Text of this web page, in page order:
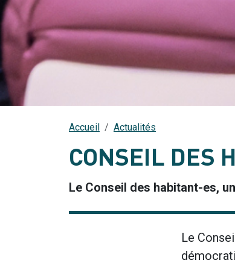
Accueil Actualités
CONSEIL DES
Le Conseil des habitant-es,
Le